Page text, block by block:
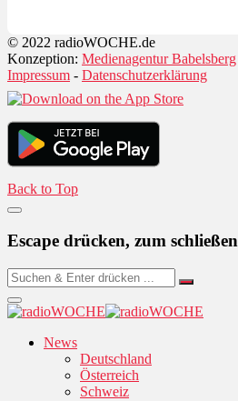
© 2022 radioWOCHE.de
Konzeption: Medienagentur Babelsberg
Impressum - Datenschutzerklärung
Back to Top
Escape drücken, zum schließen
News
Deutschland
Österreich
Schweiz